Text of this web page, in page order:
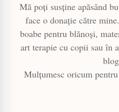
Mă poți susține apăsând
face o donație către
boabe pentru blănoși,
art terapie cu copii sau în
Mulțumesc oricum